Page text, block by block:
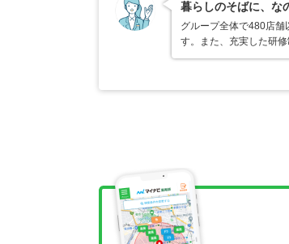
暮らしのそばに、な
グループ全体で480店舗
す。また、充実した研